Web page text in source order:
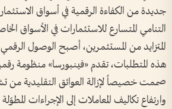
جديدة من الكفاءة الرقمية في أسواق
التنامي المتسارع للاستثمارات في الأسواق
المتزايد من المستثمرين، أصبح الوصول
هذه المتطلبات، تقدم «فينبورسا» منظومة
صممت خصيصاً لإزالة العوائق التقليدية
وارتفاع تكاليف المعاملات إلى الإجراءات